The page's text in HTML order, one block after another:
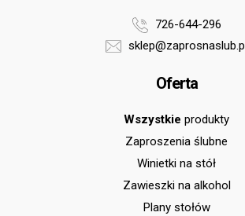
726-644-296
sklep@zaprosnaslub.pl
Oferta
Wszystkie produkty
Zaproszenia ślubne
Winietki na stół
Zawieszki na alkohol
Plany stołów